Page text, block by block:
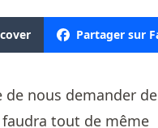
Partager sur
de nous demander de
tout de même